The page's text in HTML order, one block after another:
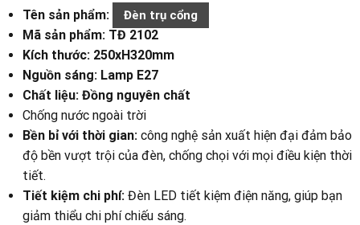
Tên sản phẩm: Đèn trụ cổng
Mã sản phẩm: TĐ 2102
Kích thước: 250xH320mm
Nguồn sáng: Lamp E27
Chất liệu: Đồng nguyên chất
Chống nước ngoài trời
Bền bỉ với thời gian: công nghệ sản xuất hiện đại đảm bảo
độ bền vượt trội của đèn, chống chọi với mọi điều kiện thời
tiết.
Tiết kiệm chi phí: Đèn LED tiết kiệm điện năng, giúp bạn
giảm thiểu chi phí chiếu sáng.